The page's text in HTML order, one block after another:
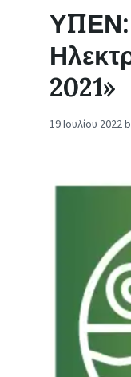
ΥΠΕΝ:
2021»
19 Ιουλίου 2022